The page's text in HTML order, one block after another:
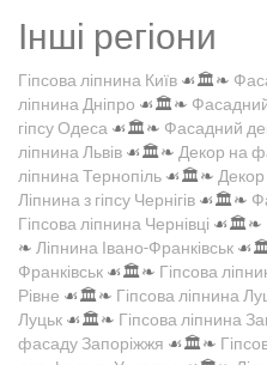
Інші регіони
Гіпсова ліпнина Київ ☙🏛️❧
ліпнина Дніпро ☙🏛️❧
гіпсу Одеса ☙🏛️❧ Фасадний
ліпнина Львів ☙🏛️❧ Декор на
ліпнина Тернопіль ☙🏛️❧
Ліпнина з гіпсу Чернігів ☙🏛️❧
Гіпсова ліпнина Чернівці ☙🏛️❧
❧ Ліпнина Івано-Франківськ
Франківськ ☙🏛️❧ Гіпсова
Рівне ☙🏛️❧ Гіпсова ліпнина
Луцьк ☙🏛️❧ Гіпсова ліпнина
фасаду Запоріжжя ☙🏛️❧